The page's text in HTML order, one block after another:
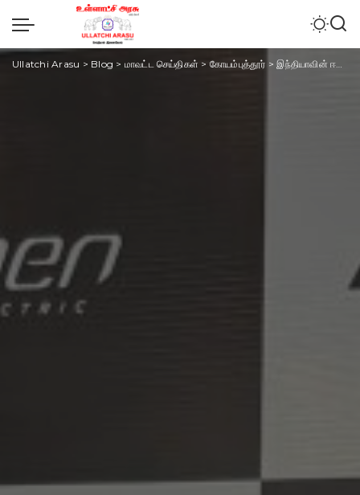
Ullatchi Arasu > Blog > மாவட்ட செய்திகள் > கோயம்புத்தூர் >இந்தியாவின் ஈவி (EV) சந்தையை மாற்றியமைக்கும் ஓபென் எலக்ட்ரிக்